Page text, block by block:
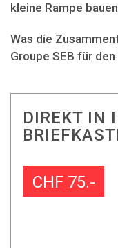
kleine Rampe
Was die
Groupe SEB für
DIREKT IN
CHF 75.-